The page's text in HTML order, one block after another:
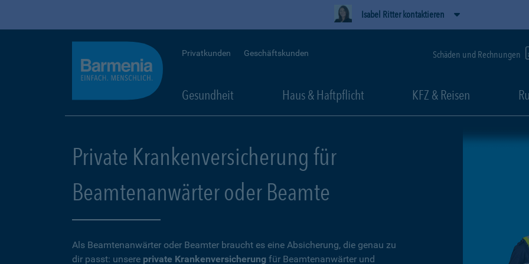
Isabel Ritter kontaktieren
Privatkunden Geschäftskunden Schäden und Rechnungen
Gesundheit Haus & Haftpflicht KFZ & Reisen
Private Krankenversicherung für
Beamtenanwärter oder Beamte
Als Beamtenanwärter oder Beamter braucht es eine Absicherung, die genau zu
dir passt: unsere private Krankenversicherung für Beamtenanwärter und